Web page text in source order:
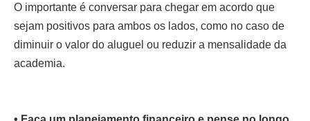
O importante é conversar para chegar em acordo que
sejam positivos para ambos os lados, como no caso de
diminuir o valor do aluguel ou reduzir a mensalidade da
academia.